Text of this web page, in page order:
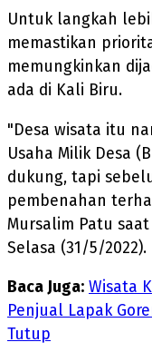
Untuk langkah
memastikan
memungkinkan
ada di Kali Biru.
"Desa wisata itu
Usaha Milik Desa
dukung, tapi
pembenahan
Mursalim Patu
Selasa (31/5/2022).
Baca Juga: Wisata
Penjual Lapak
Tutup